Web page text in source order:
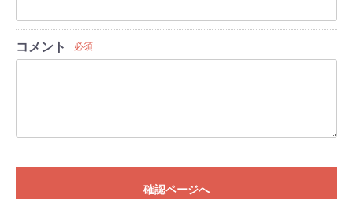
コメント 必須
確認ページへ